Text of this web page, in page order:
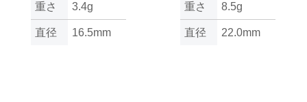
重さ 3.4g
直径 16.5mm
重さ 8.5g
直径 22.0mm